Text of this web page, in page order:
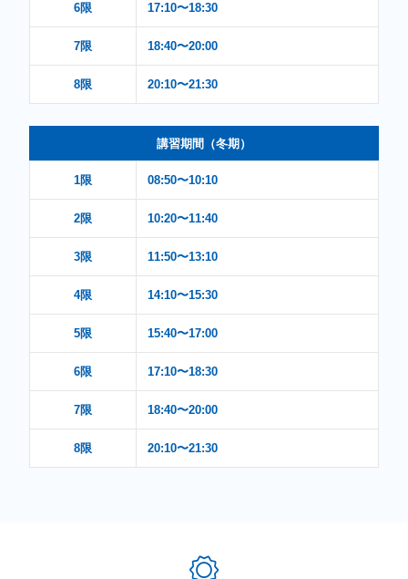
6限 17:10〜18:30
7限 18:40〜20:00
8限 20:10〜21:30
講習期間（冬期）
1限 08:50〜10:10
2限 10:20〜11:40
3限 11:50〜13:10
4限 14:10〜15:30
5限 15:40〜17:00
6限 17:10〜18:30
7限 18:40〜20:00
8限 20:10〜21:30